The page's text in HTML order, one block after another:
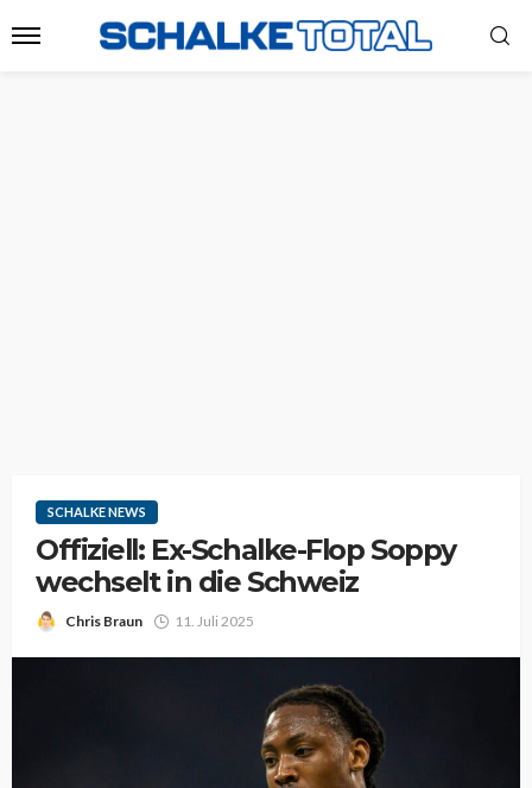
SCHALKE NEWS
Offiziell: Ex-Schalke-Flop Soppy
wechselt in die Schweiz
Chris Braun 11. Juli 2025